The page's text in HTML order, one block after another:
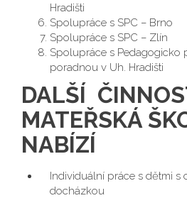
Hradišti
Spolupráce s SPC – Brno
Spolupráce s SPC – Zlín
Spolupráce s Pedagogicko
poradnou v Uh. Hradišti
DALŠÍ
MATEŘSKÁ
NABÍZÍ
Individuální práce s dětmi s
docházkou